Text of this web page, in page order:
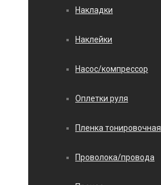
Накладки
Наклейки
Насос/компрессор
Оплетки руля
Пленка тонировочная
Проволока/провода